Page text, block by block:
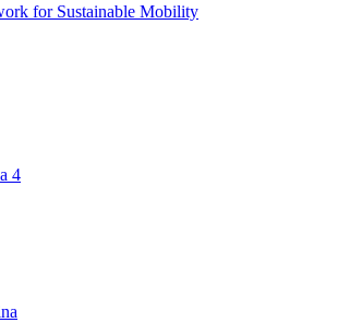
for Sustainable Mobility
4